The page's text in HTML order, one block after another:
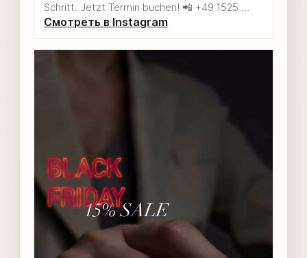
Schritt. Jetzt Termin buchen! 📲 +49 1525 …
Смотреть в Instagram